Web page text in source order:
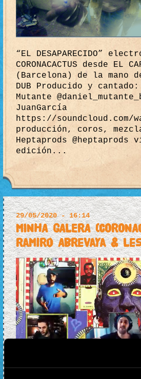
“EL DESAPARECIDO”
CORONACACTUS desde EL
(Barcelona) de la mano de
DUB Producido y
Mutante
JuanGarcía
https://soundcloud.com/
producción, coros,
Heptaprods @heptaprods
edición...
29/05/2020 - 16:14
MINHA GALERA
Ramiro Abrevaya &